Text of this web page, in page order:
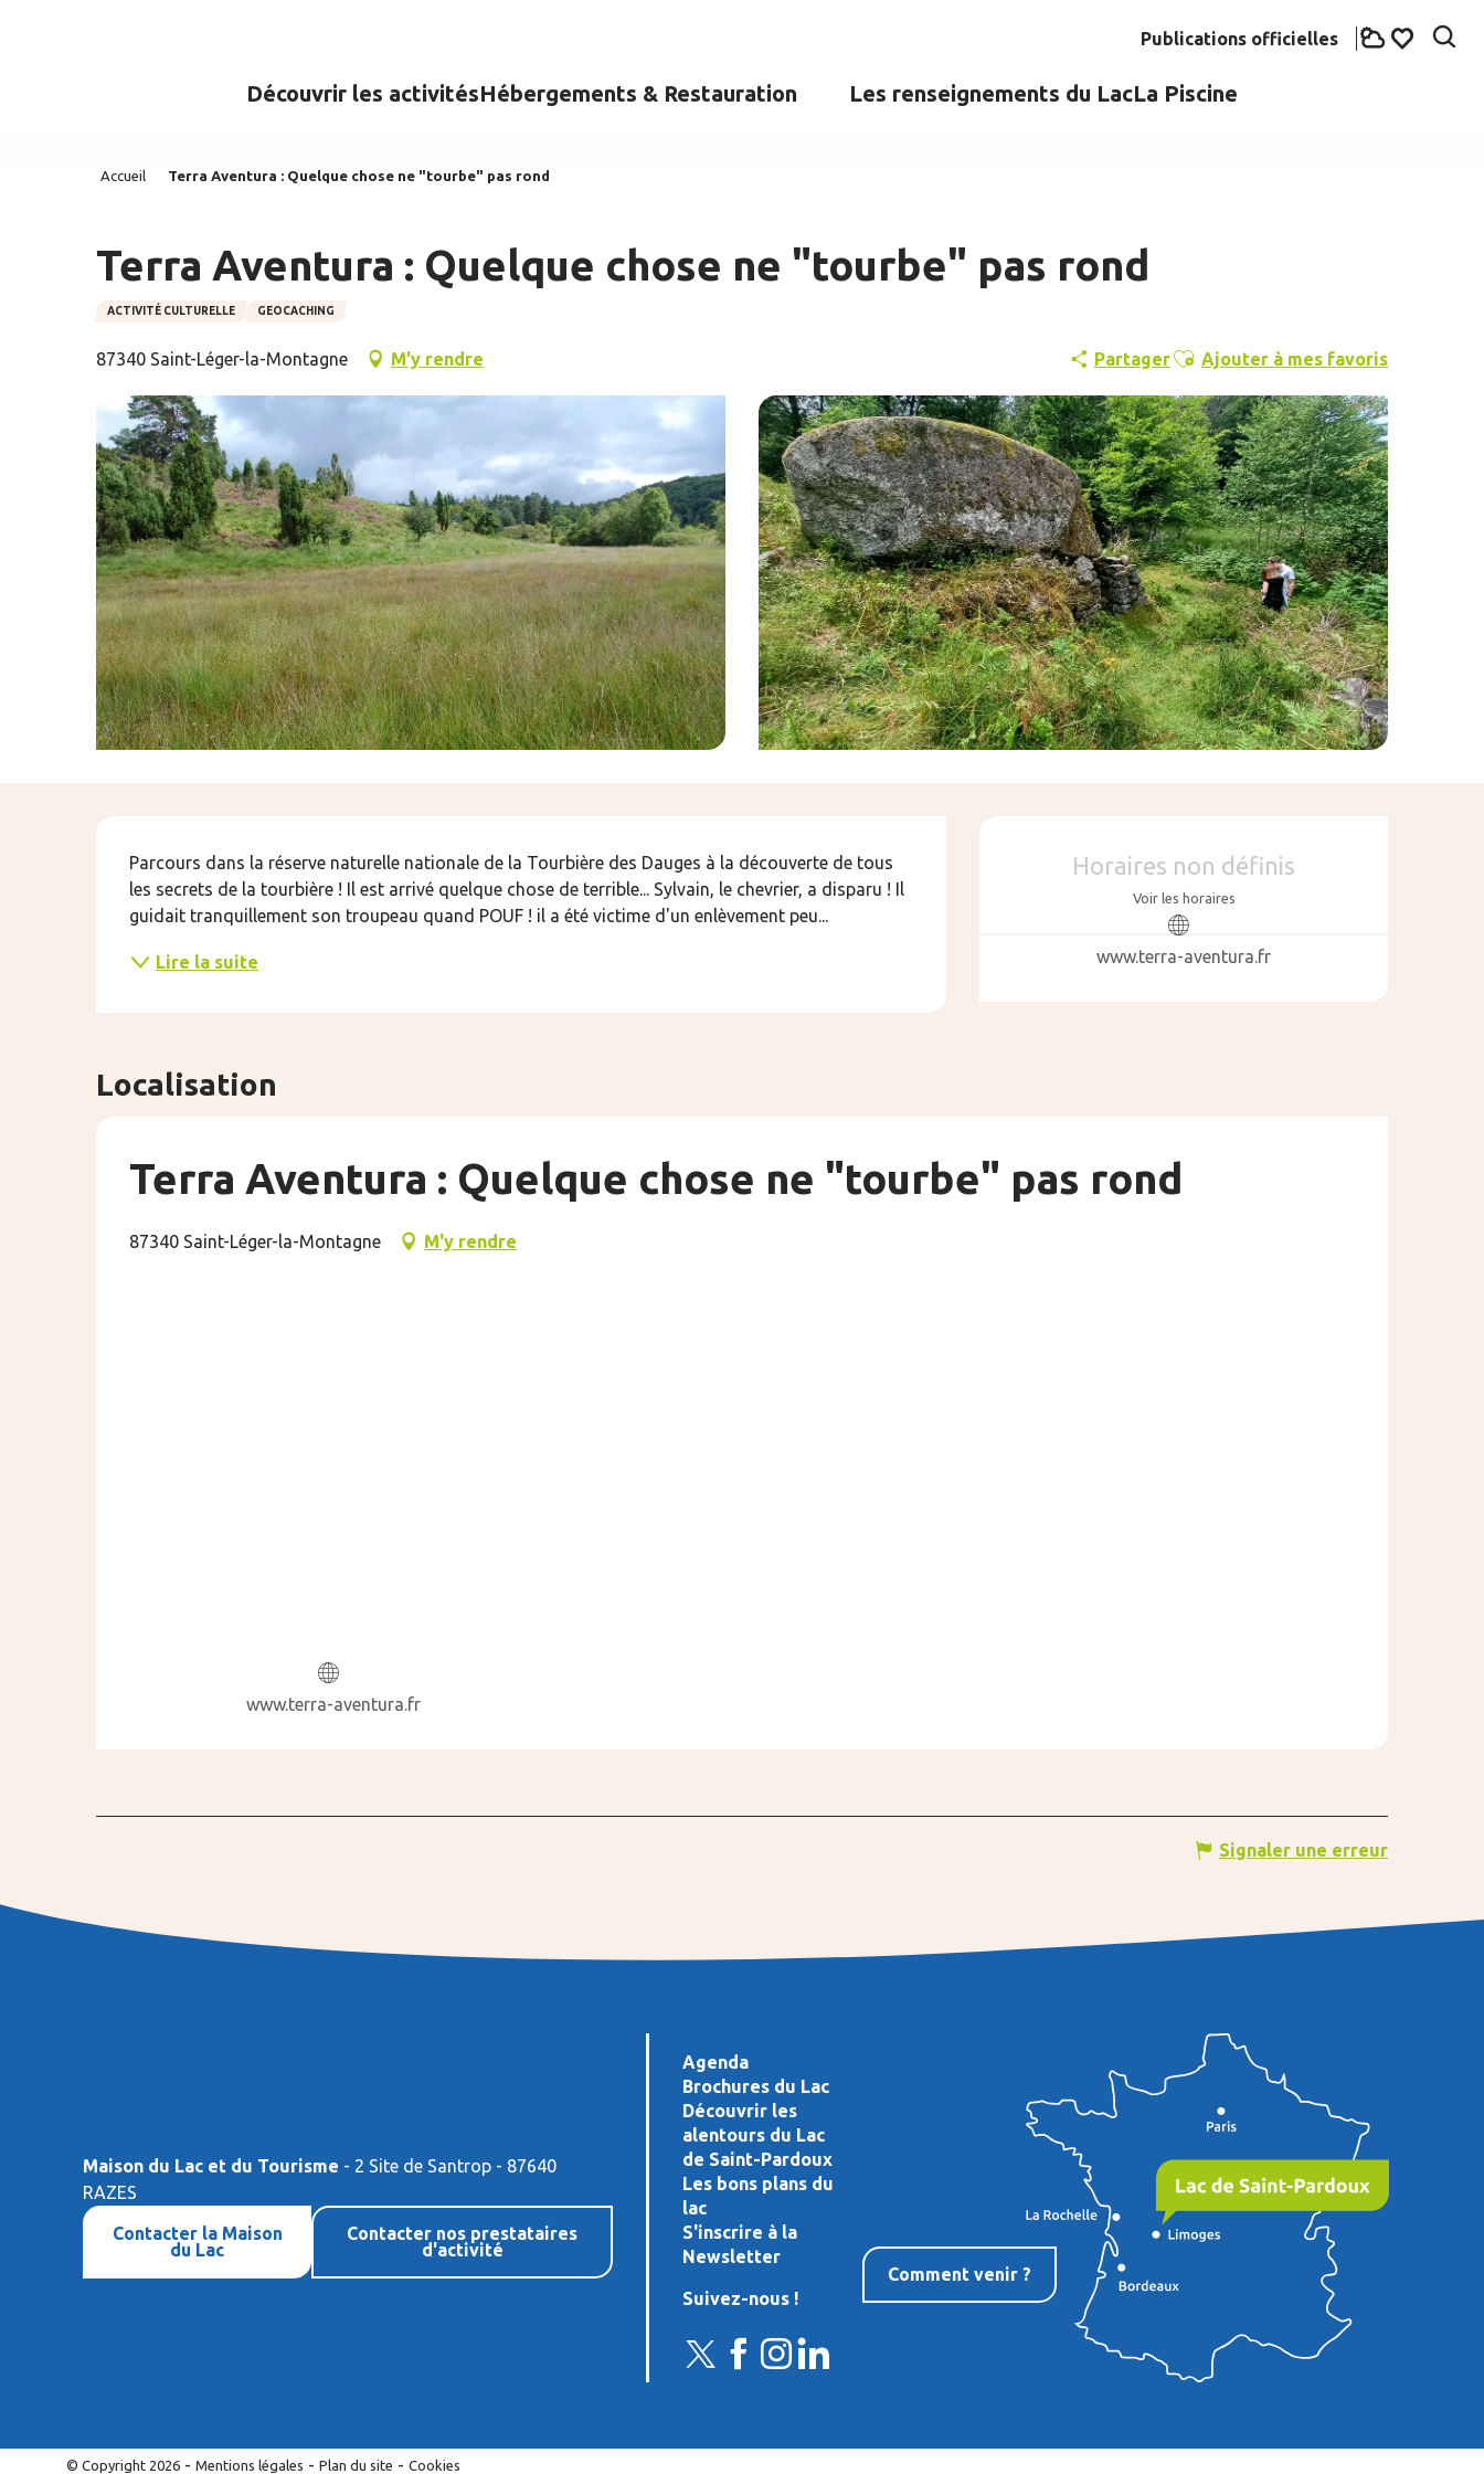
Publications officielles
Découvrir les activitésHébergements & Restauration Les renseignements du LacLa Piscine
Accueil Terra Aventura : Quelque chose ne "tourbe" pas rond
Terra Aventura : Quelque chose ne "tourbe" pas rond
ACTIVITÉ CULTURELLE GEOCACHING
87340 Saint-Léger-la-Montagne M'y rendre PartagerAjouter aux favoris
Ajouter à mes favoris
Ouverture et
Horaires non définis
Voir les horaires
www.terra-aventura.fr
Description
Parcours dans la réserve naturelle nationale de la Tourbière des Dauges à la découverte de tous
les secrets de la tourbière ! Il est arrivé quelque chose de terrible... Sylvain, le chevrier, a disparu ! Il
guidait tranquillement son troupeau quand POUF ! il a été victime d'un enlèvement peu...
Lire la suite
Localisation
Terra Aventura : Quelque chose ne "tourbe" pas rond
87340 Saint-Léger-la-Montagne M'y rendre
www.terra-aventura.fr
Signaler une erreur
Maison du Lac et du Tourisme - 2 Site de Santrop - 87640
RAZES
Contacter la Maison
du Lac
Contacter nos prestataires
d'activité
Agenda
Brochures du Lac
Découvrir les
alentours du Lac
de Saint-Pardoux
Les bons plans du
lac
S'inscrire à la
Newsletter
Suivez-nous !
Comment venir ?
© Copyright 2026 - Mentions légales - Plan du site - Cookies